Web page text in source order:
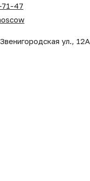
71-47
ул., 12А